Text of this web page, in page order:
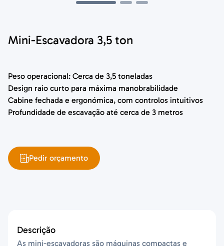
Mini-Escavadora 3,5 ton
Peso operacional: Cerca de 3,5 toneladas
Design raio curto para máxima manobrabilidade
Cabine fechada e ergonómica, com controlos intuitivos
Profundidade de escavação até cerca de 3 metros
Pedir orçamento
Descrição
As mini-escavadoras são máquinas compactas e